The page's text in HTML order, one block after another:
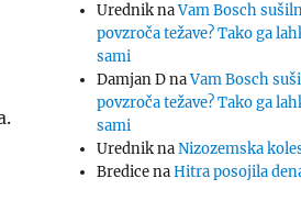
UredniknaVam Bosch
povzroča težave? Tako ga
sami
Damjan DnaVam Bosch
povzroča težave? Tako ga
sami
UredniknaNizozemska
BredicenaHitra posojila